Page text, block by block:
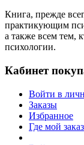
Книга, прежде
практикующим
а также всем тем,
психологии.
Кабинет
Войти в
Заказы
Избранное
Где мой